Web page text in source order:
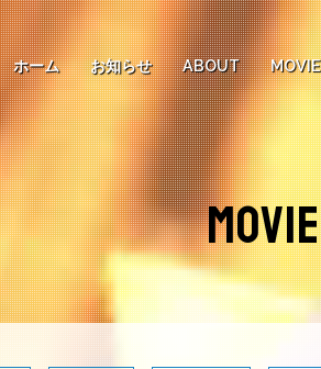
ホーム お知らせ ABOUT MOVIE
MOVIE